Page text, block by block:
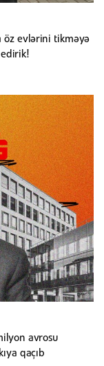
öz evlərini tikməyə
avrosu
qaçıb